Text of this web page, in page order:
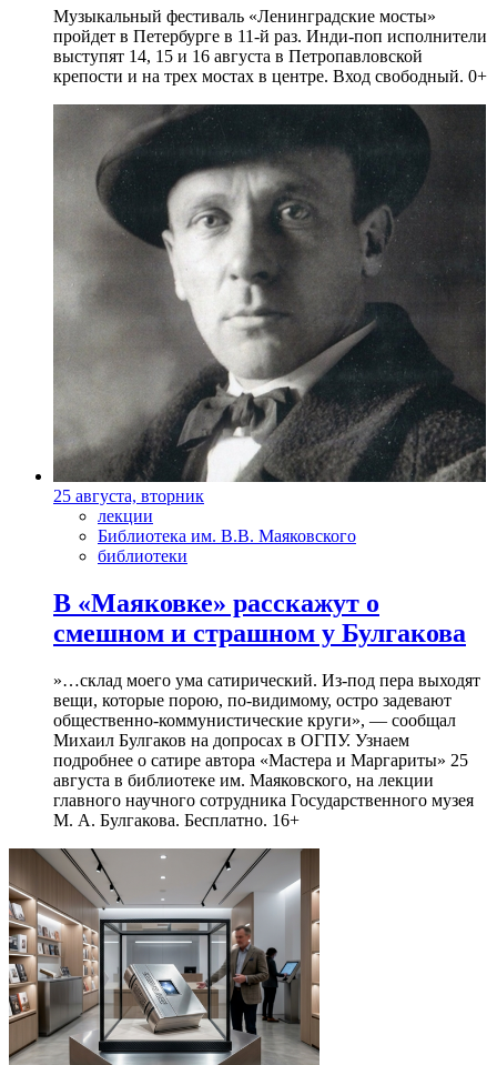
Музыкальный фестиваль «Ленинградские мосты»
пройдет в Петербурге в 11-й раз. Инди-поп исполнители
выступят 14, 15 и 16 августа в Петропавловской
крепости и на трех мостах в центре. Вход свободный. 0+
25 августа, вторник
лекции
Библиотека им. В.В. Маяковского
библиотеки
В «Маяковке» расскажут о
смешном и страшном у Булгакова
»…склад моего ума сатирический. Из-под пера выходят
вещи, которые порою, по-видимому, остро задевают
общественно-коммунистические круги», — сообщал
Михаил Булгаков на допросах в ОГПУ. Узнаем
подробнее о сатире автора «Мастера и Маргариты» 25
августа в библиотеке им. Маяковского, на лекции
главного научного сотрудника Государственного музея
М. А. Булгакова. Бесплатно. 16+